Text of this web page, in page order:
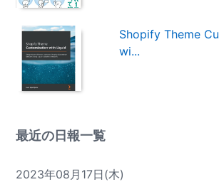
Shopify Theme
wi...
最近の日報一覧
2023年08月17日(木)